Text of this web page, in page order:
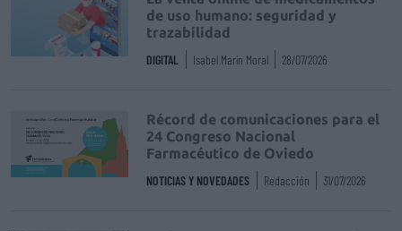
de uso humano: seguridad y
trazabilidad
DIGITAL Isabel Marín Moral 28/07/2026
Récord de comunicaciones para el
24 Congreso Nacional
Farmacéutico de Oviedo
NOTICIAS Y NOVEDADES Redacción 31/07/2026